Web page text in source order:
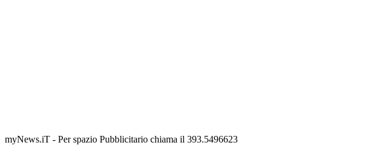
myNews.iT - Per spazio Pubblicitario chiama il 393.5496623